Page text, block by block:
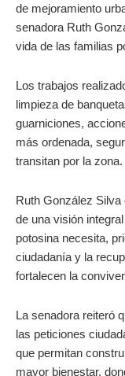
de mejoramiento
senadora Ruth
vida de las familias
Los trabajos
limpieza de
guarniciones,
más ordenada,
transitan por la zona.
Ruth González
de una visión
potosina necesita,
ciudadanía y la
fortalecen la
La senadora reiteró
las peticiones
que permitan
mayor bienestar,